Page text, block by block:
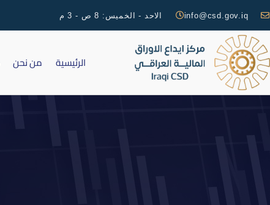
info@csd.gov.iq الاحد - الخميس: 8 ص - 3 م
الرئيسية من نحن